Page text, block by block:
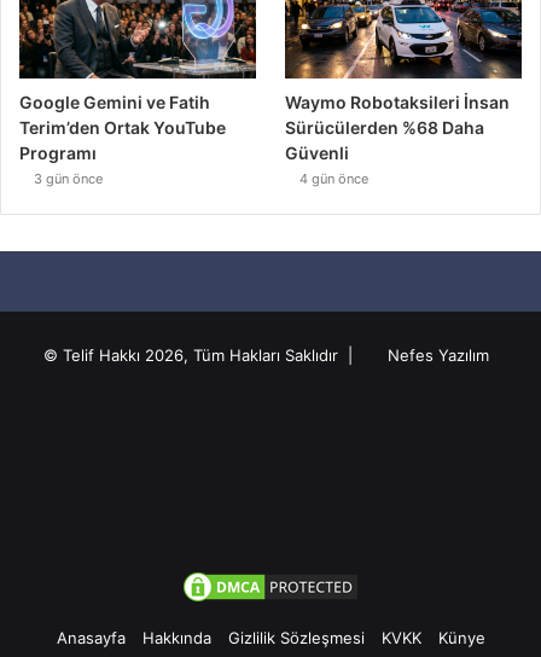
Google Gemini ve Fatih
Terim’den Ortak YouTube
Programı
3 gün önce
Waymo Robotaksileri İnsan
Sürücülerden %68 Daha
Güvenli
4 gün önce
© Telif Hakkı 2026, Tüm Hakları Saklıdır | Nefes Yazılım
Anasayfa Hakkında Gizlilik Sözleşmesi KVKK Künye